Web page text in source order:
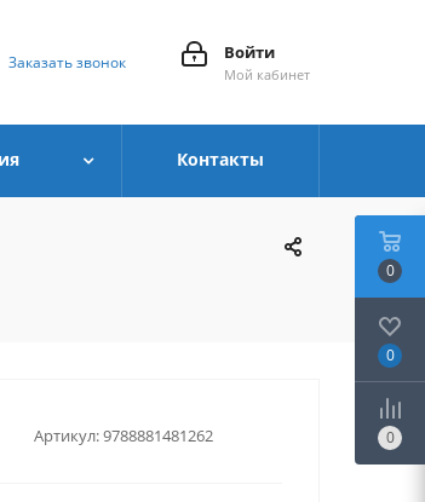
Войти
Мой кабинет
Заказать звонок
Контакты
Артикул:9788881481262
0
0
0